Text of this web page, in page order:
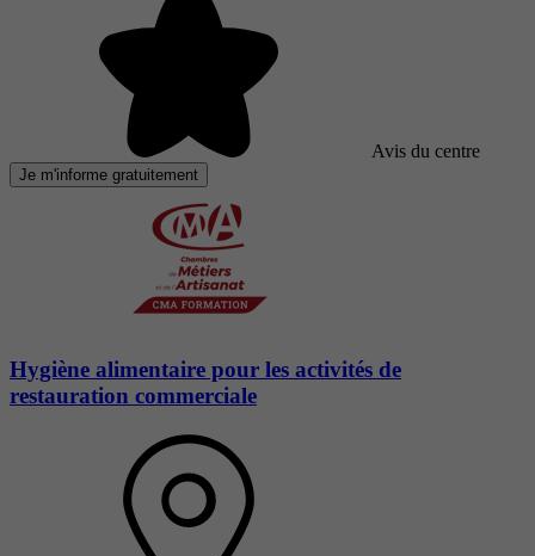
Avis du centre
Je m'informe gratuitement
Hygiène alimentaire pour les activités de
restauration commerciale